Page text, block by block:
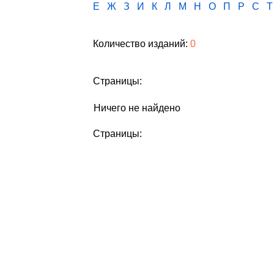
Е
Ж З И К Л М Н О П Р С Т
Количество изданий: 0
Страницы:
Ничего не найдено
Страницы: